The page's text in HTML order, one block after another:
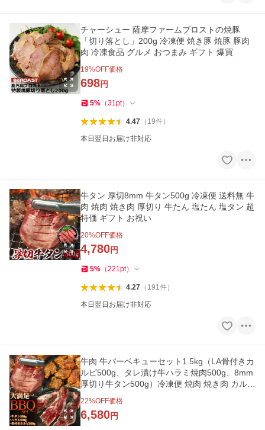
チャーシュー 薩摩ファームブロストの焼豚
「切り落とし」200g 冷凍便 焼き豚 焼豚 豚肉
肉 冷凍食品 グルメ おつまみ ギフト 爆買
19%OFF価格
698円
5% （31pt）
4.47（ 19件）
本日翌日お届け非対応
牛タン 厚切8mm 牛タン500g 冷凍便 送料無 牛
肉 焼肉 焼き肉 厚切り 牛たん 塩たん 塩タン 超
特価 ギフト お祝い
20%OFF価格
4,780円
5% （221pt）
4.27（ 191件）
本日翌日お届け非対応
牛肉 牛バーベキューセット1.5kg（LA骨付きカ
ルビ500g、タレ漬け牛ハラミ焼肉500g、8mm
厚切り牛タン500g）冷凍便 焼肉 焼き肉 カルビ
22%OFF価格
6,580円